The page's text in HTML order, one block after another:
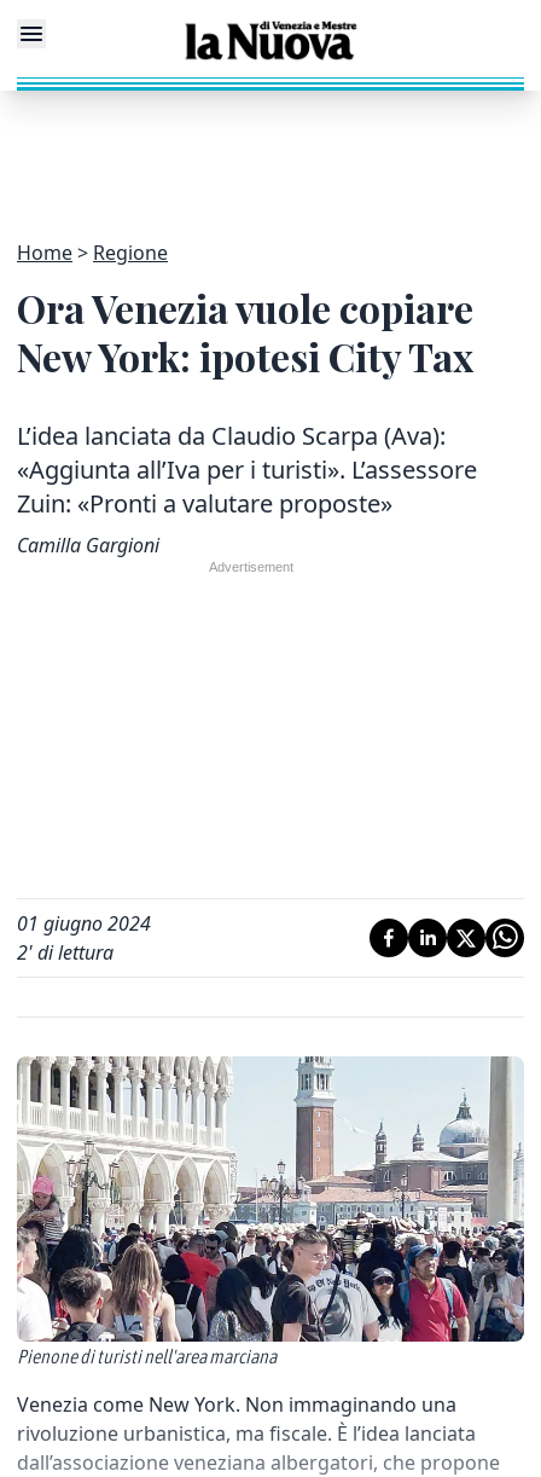
Home Regione
Ora Venezia vuole copiare
New York: ipotesi City Tax
L’idea lanciata da Claudio Scarpa (Ava):
«Aggiunta all’Iva per i turisti». L’assessore
Zuin: «Pronti a valutare proposte»
Camilla Gargioni
01 giugno 2024
2' di lettura
Pienone di turisti nell'area marciana
Venezia come New York. Non immaginando una
rivoluzione urbanistica, ma fiscale. È l’idea lanciata
dall’associazione veneziana albergatori, che propone